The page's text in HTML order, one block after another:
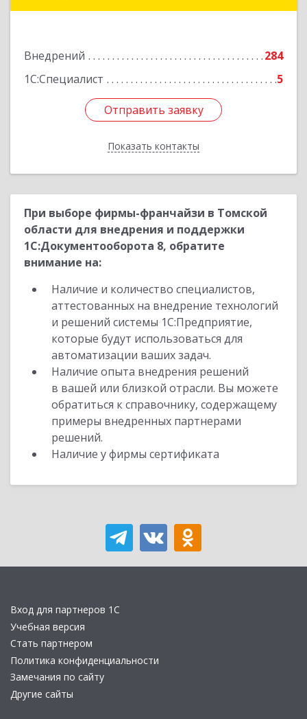
Внедрений
284
1С:Специалист
5
Отправить заявку
Показать контакты
Подробнее
Отправить заявку
Назад
При выборе фирмы-франчайзи в Томской
области для внедрения и поддержки
1С:Документооборота 8, обратите
внимание на:
Наличие и количество специалистов,
аттестованных на внедрение технологий
и решений системы 1С:Предприятие,
которые будут использоваться для
автоматизации ваших задач.
Наличие опыта внедрения решений
в вашей или близкой отрасли. Вы можете
обратиться к справочнику, содержащему
примеры внедренных партнерами
решений.
Наличие у фирмы сертификата
Вход для партнеров 1С
Учебная версия
Стать партнером
Политика конфиденциальности
Замечания по сайту
Другие сайты